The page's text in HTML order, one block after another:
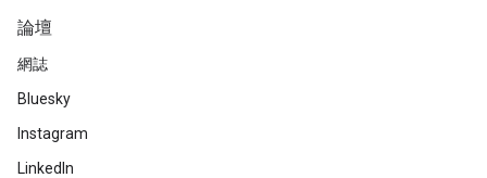
論壇
網誌
Bluesky
Instagram
LinkedIn